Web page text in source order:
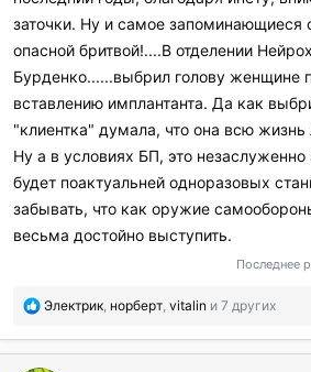
заточки. Ну и самое запоминающиеся
опасной бритвой!....В отделении
Бурденко......выбрил голову женщине
вставлению имплантанта. Да как
"клиентка" думала, что она всю жизнь
Ну а в условиях БП, это
будет поактуальней одноразовых
забывать, что как оружие
весьма достойно выступить.
Последнее
П
б
Электрик норберт vitalin и 7 других